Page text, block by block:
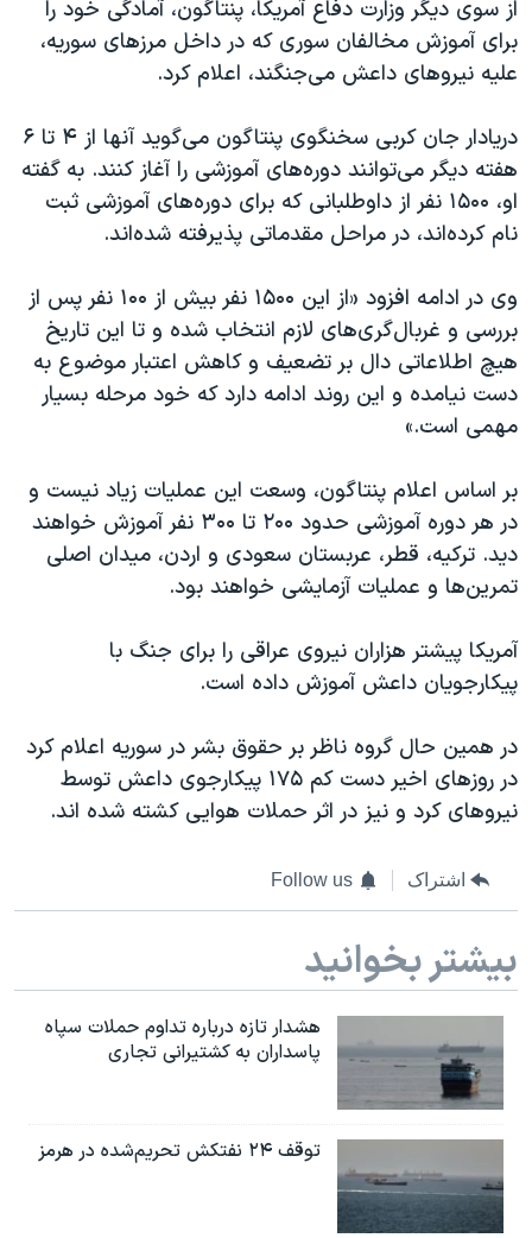
از سوی دیگر وزارت دفاع آمریکا، پنتاگون، آمادگی خود را
برای آموزش مخالفان سوری که در داخل مرزهای سوریه،
علیه نیروهای داعش می‌جنگند، اعلام کرد.
دریادار جان کربی سخنگوی پنتاگون می‌گوید آنها از ۴ تا ۶
هفته دیگر می‌توانند دوره‌های آموزشی را آغاز کنند. به گفته
او، ۱۵۰۰ نفر از داوطلبانی که برای دوره‌های آموزشی ثبت
نام کرده‌اند، در مراحل مقدماتی پذیرفته شده‌اند.
وی در ادامه افزود «از این ۱۵۰۰ نفر بیش از ۱۰۰ نفر پس از
بررسی و غربال‌گری‌های لازم انتخاب شده و تا این تاریخ
هیچ اطلاعاتی دال بر تضعیف و کاهش اعتبار موضوع به
دست نیامده و این روند ادامه دارد که خود مرحله بسیار
مهمی است.»
بر اساس اعلام پنتاگون، وسعت این عملیات زیاد نیست و
در هر دوره آموزشی حدود ۲۰۰ تا ۳۰۰ نفر آموزش خواهند
دید. ترکیه، قطر، عربستان سعودی و اردن، میدان اصلی
تمرین‌ها و عملیات آزمایشی خواهند بود.
آمریکا پیشتر هزاران نیروی عراقی را برای جنگ با
پیکارجویان داعش آموزش داده است.
در همین حال گروه ناظر بر حقوق بشر در سوریه اعلام کرد
در روزهای اخیر دست کم ۱۷۵ پیکارجوی داعش توسط
نیروهای کرد و نیز در اثر حملات هوایی کشته شده اند.
اشتراک Follow us
بیشتر بخوانید
هشدار تازه درباره تداوم حملات سپاه
پاسداران به کشتیرانی تجاری
توقف ۲۴ نفتکش تحریم‌شده در هرمز